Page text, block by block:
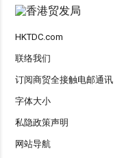
HKTDC.com
联络我们
订阅商贸全接触电邮通讯
字体大小
私隐政策声明
网站导航